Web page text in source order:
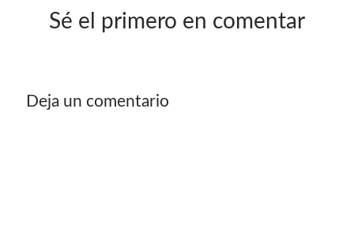
Sé el primero en comentar
Deja un comentario